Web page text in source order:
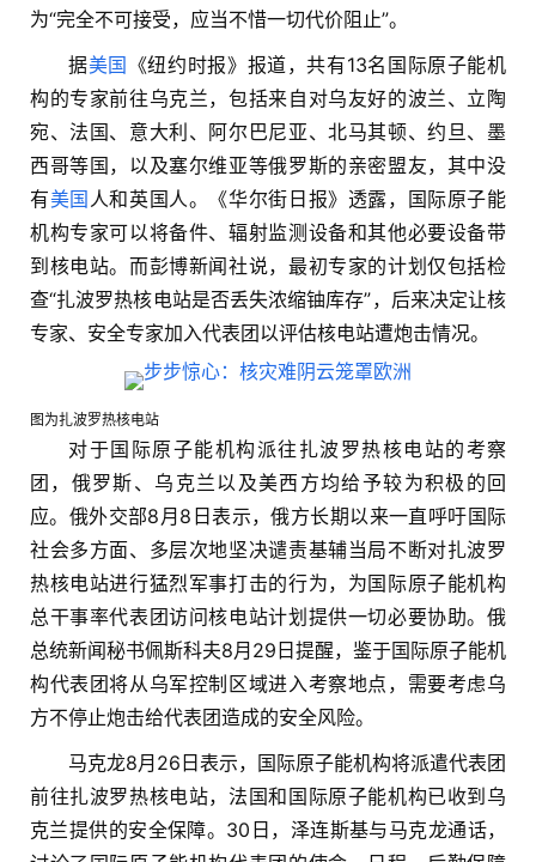
为“完全不可接受，应当不惜一切代价阻止”。
据美国 《纽约时报》报道，共有13名国际原子能机
构的专家前往乌克兰，包括来自对乌友好的波兰、立陶
宛、法国、意大利、阿尔巴尼亚、北马其顿、约旦、墨
西哥等国，以及塞尔维亚等俄罗斯的亲密盟友，其中没
有美国 人和英国人。《华尔街日报》透露，国际原子能
机构专家可以将备件、辐射监测设备和其他必要设备带
到核电站。而彭博新闻社说，最初专家的计划仅包括检
查“扎波罗热核电站是否丢失浓缩铀库存”，后来决定让核
专家、安全专家加入代表团以评估核电站遭炮击情况。
图为扎波罗热核电站
对于国际原子能机构派往扎波罗热核电站的考察
团，俄罗斯、乌克兰以及美西方均给予较为积极的回
应。俄外交部8月8日表示，俄方长期以来一直呼吁国际
社会多方面、多层次地坚决谴责基辅当局不断对扎波罗
热核电站进行猛烈军事打击的行为，为国际原子能机构
总干事率代表团访问核电站计划提供一切必要协助。俄
总统新闻秘书佩斯科夫8月29日提醒，鉴于国际原子能机
构代表团将从乌军控制区域进入考察地点，需要考虑乌
方不停止炮击给代表团造成的安全风险。
马克龙8月26日表示，国际原子能机构将派遣代表团
前往扎波罗热核电站，法国和国际原子能机构已收到乌
克兰提供的安全保障。30日，泽连斯基与马克龙通话，